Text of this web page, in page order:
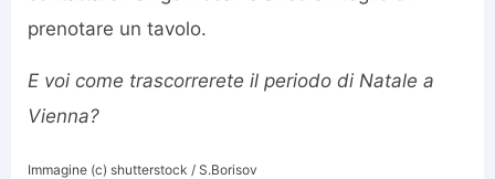
prenotare un tavolo.
E voi come trascorrerete il periodo di Natale a
Vienna?
Immagine (c) shutterstock / S.Borisov